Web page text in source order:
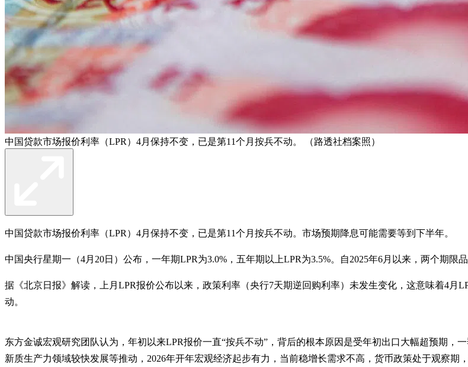
中国贷款市场报价利率（LPR）4月保持不变，已是第11个月按兵不动。 （路透社档案照）
中国贷款市场报价利率（LPR）4月保持不变，已是第11个月按兵不动。市场预期降息可能需要等到下半年。
中国央行星期一（4月20日）公布，一年期LPR为3.0%，五年期以上LPR为3.5%。自2025年6月以来，两个期限
据《北京日报》解读，上月LPR报价公布以来，政策利率（央行7天期逆回购利率）未发生变化，这意味着4月
动。
东方金诚宏观研究团队认为，年初以来LPR报价一直“按兵不动”，背后的根本原因是受年初出口大幅超预期
新质生产力领域较快发展等推动，2026年开年宏观经济起步有力，当前稳增长需求不高，货币政策处于观察期